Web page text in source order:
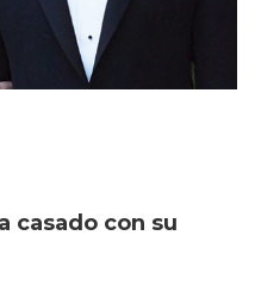
casado con su